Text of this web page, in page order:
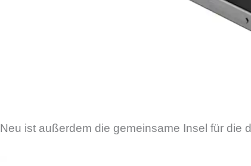
Neu ist außerdem die gemeinsame Insel für die